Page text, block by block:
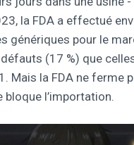
la FDA a effectué
génériques pour le
(17 %) que
la FDA ne ferme
l’importation.